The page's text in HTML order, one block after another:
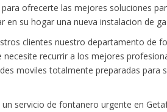
ofrecerte las mejores soluciones
en su hogar una nueva instalacion de
clientes nuestro departamento de
necesite recurrir a los mejores
moviles totalmente preparadas
servicio de fontanero urgente en